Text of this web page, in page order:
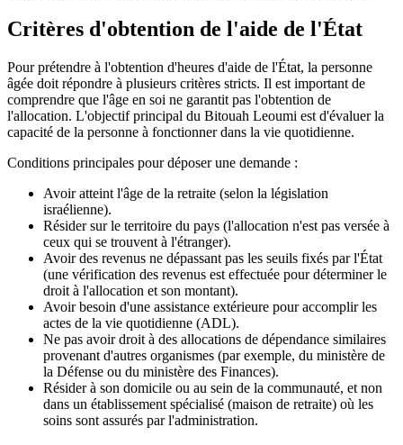
Critères d'obtention de l'aide de l'État
Pour prétendre à l'obtention d'heures d'aide de l'État, la personne
âgée doit répondre à plusieurs critères stricts. Il est important de
comprendre que l'âge en soi ne garantit pas l'obtention de
l'allocation. L'objectif principal du Bitouah Leoumi est d'évaluer la
capacité de la personne à fonctionner dans la vie quotidienne.
Conditions principales pour déposer une demande :
Avoir atteint l'âge de la retraite (selon la législation
israélienne).
Résider sur le territoire du pays (l'allocation n'est pas versée à
ceux qui se trouvent à l'étranger).
Avoir des revenus ne dépassant pas les seuils fixés par l'État
(une vérification des revenus est effectuée pour déterminer le
droit à l'allocation et son montant).
Avoir besoin d'une assistance extérieure pour accomplir les
actes de la vie quotidienne (ADL).
Ne pas avoir droit à des allocations de dépendance similaires
provenant d'autres organismes (par exemple, du ministère de
la Défense ou du ministère des Finances).
Résider à son domicile ou au sein de la communauté, et non
dans un établissement spécialisé (maison de retraite) où les
soins sont assurés par l'administration.